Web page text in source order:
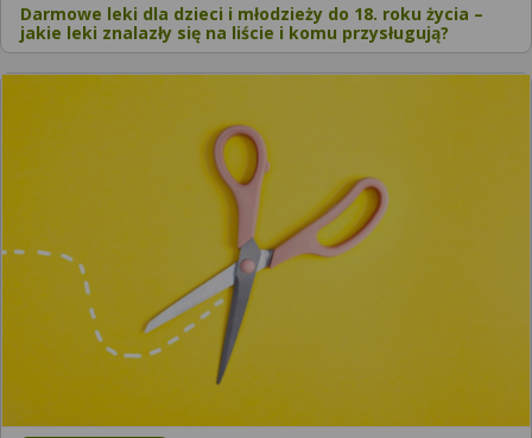
Darmowe leki dla dzieci i młodzieży do 18. roku życia –
jakie leki znalazły się na liście i komu przysługują?